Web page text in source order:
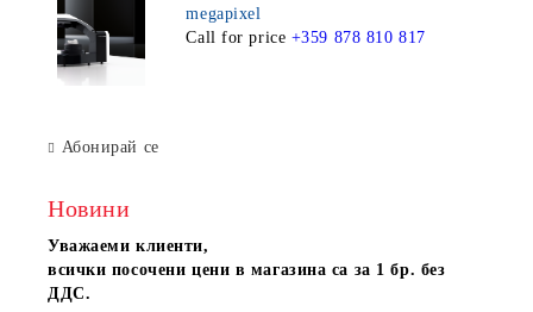
megapixel
Call for price +359 878 810 817
Абонирай се
Новини
Уважаеми клиенти,
всички посочени цени в магазина са за 1 бр. без
ДДС.